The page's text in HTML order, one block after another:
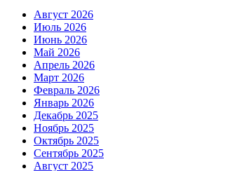
Август 2026
Июль 2026
Июнь 2026
Май 2026
Апрель 2026
Март 2026
Февраль 2026
Январь 2026
Декабрь 2025
Ноябрь 2025
Октябрь 2025
Сентябрь 2025
Август 2025